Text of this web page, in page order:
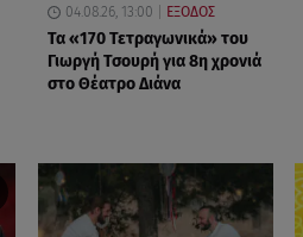
04.08.26, 13:00 ΕΞΟΔΟΣ
Τα «170 Τετραγωνικά» του
Γιωργή Τσουρή για 8η χρονιά
στο Θέατρο Διάνα